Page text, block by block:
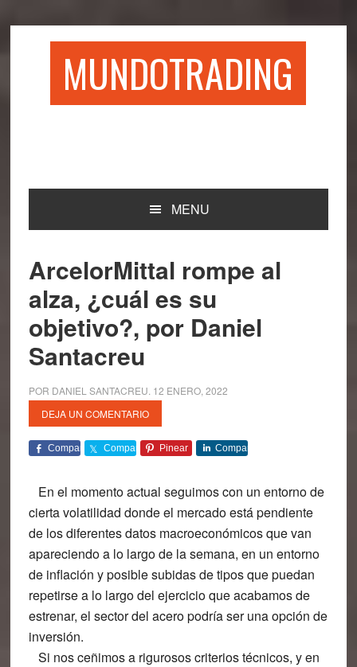
MUNDOTRADING
MENU
ArcelorMittal rompe al
alza, ¿cuál es su
objetivo?, por Daniel
Santacreu
POR DANIEL SANTACREU 12 ENERO, 2022
DEJA UN COMENTARIO
Comparte Comparte Pinear Comparte
En el momento actual seguimos con un entorno de
cierta volatilidad donde el mercado está pendiente
de los diferentes datos macroeconómicos que van
apareciendo a lo largo de la semana, en un entorno
de inflación y posible subidas de tipos que puedan
repetirse a lo largo del ejercicio que acabamos de
estrenar, el sector del acero podría ser una opción de
inversión.
Si nos ceñimos a rigurosos criterios técnicos, y en